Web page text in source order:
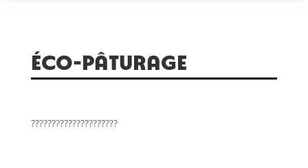
éco-pâturage
?????????????????????